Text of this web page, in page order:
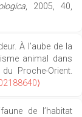
, 2005, 40,
À l’aube de la
animal dans
Proche-Orient.
de l’habitat